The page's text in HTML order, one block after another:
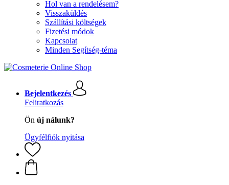
Hol van a rendelésem?
Visszaküldés
Szállítási költségek
Fizetési módok
Kapcsolat
Minden Segítség-téma
Bejelentkezés
Feliratkozás
Ön új nálunk?
Ügyfélfiók nyitása